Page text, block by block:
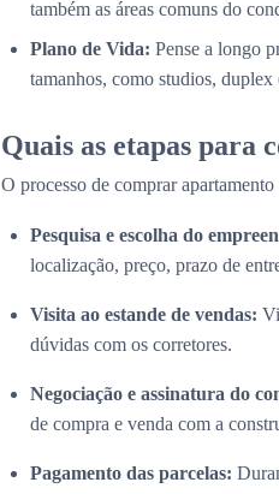
também as áreas comuns do
Plano de Vida: Pense a longo
tamanhos, como studios, duplex
Quais as etapas para
O processo de comprar
Pesquisa e escolha do
localização, preço, prazo de
Visita ao estande de vendas:
dúvidas com os corretores.
Negociação e assinatura do
de compra e venda com a
Pagamento das parcelas: